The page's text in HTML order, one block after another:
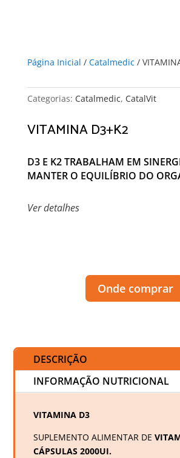
Página Inicial / Catalmedic /
Categorias: Catalmedic, CatalVit
VITAMINA D3+K2
D3 E K2 TRABALHAM EM
MANTER O EQUILÍBRIO DO
Ver detalhes
Onde comprar
DESCRIÇÃO
INFORMAÇÃO NUTRICIONAL
VITAMINA D3
SUPLEMENTO ALIMENTAR DE
CÁPSULAS 2000UI.